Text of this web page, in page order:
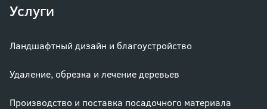
Услуги
Ландшафтный дизайн и благоустройство
Удаление, обрезка и лечение деревьев
Производство и поставка посадочного материала